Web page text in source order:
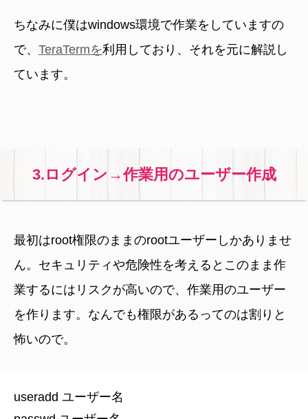
ちなみに僕はwindows環境で作業をしていますの
で、 TeraTermを利用しており、それを元に解説し
ています。
3.ログイン→作業用のユーザー作成
最初はroot権限のままのrootユーザーしかありませ
ん。セキュリティや危険性を考えるとこのまま作
業するにはリスクが高いので、作業用のユーザー
を作ります。なんでも権限があるってのは割りと
怖いので。
useradd ユーザー名